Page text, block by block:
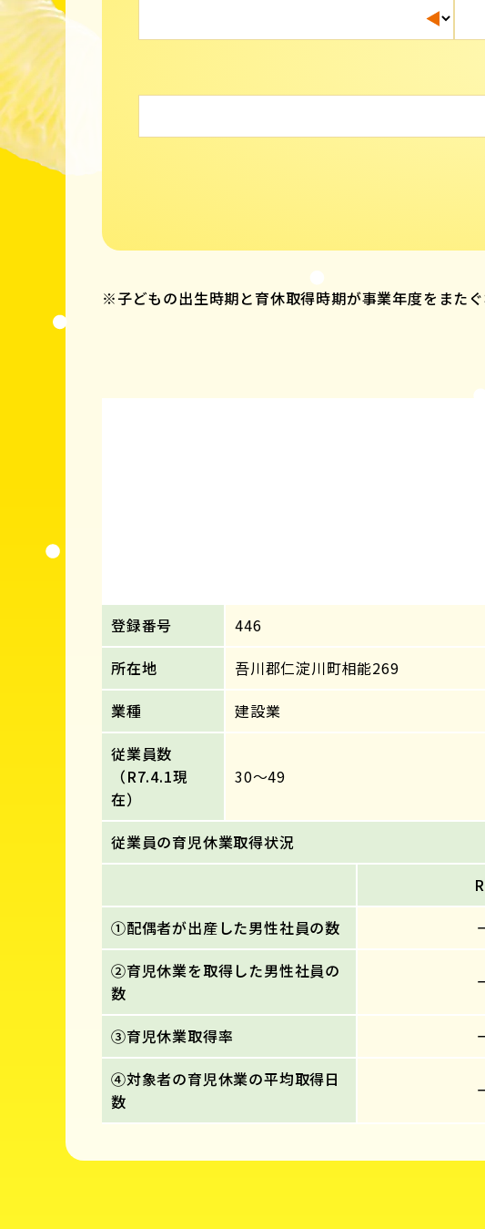
※子どもの出生時期と育休取得時期が事業年度をまた
登録番号
446
所在地
吾川郡仁淀川町相能269
業種
建設業
従業員数
（R7.4.1現
在）
30～49
従業員の育児休業取得状況
①配偶者が出産した男性社員の数
②育児休業を取得した男性社員の
数
③育児休業取得率
④対象者の育児休業の平均取得日
数